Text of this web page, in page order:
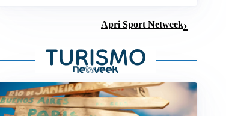
Apri Sport Netweek